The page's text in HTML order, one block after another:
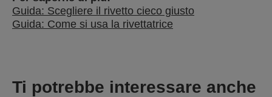
Guida: Scegliere il rivetto cieco giusto
Guida: Come si usa la rivettatrice
Ti potrebbe interessare anche